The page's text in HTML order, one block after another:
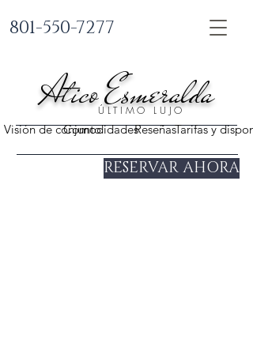
801-550-7277
ÚLTIMO LUJO
Atico Esmeralda
Tarifas y
Reseñas
Comodidades
Visión de conjunto
RESERVAR AHORA